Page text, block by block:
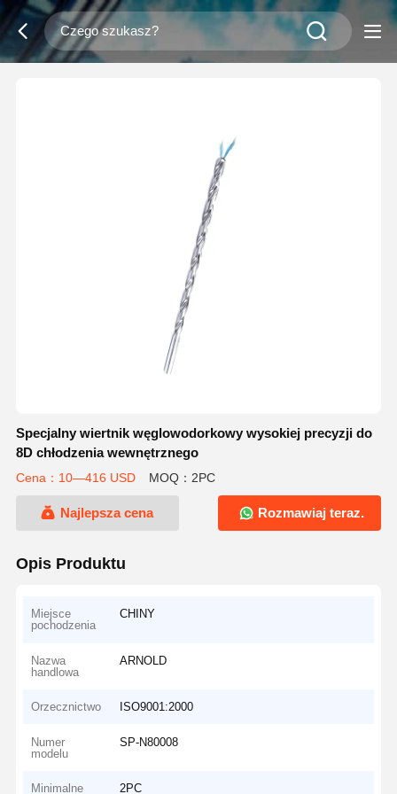
Specjalny wiertnik węglowodorkowy wysokiej precyzji do
8D chłodzenia wewnętrznego
Cena：10—416 USD MOQ：2PC
Najlepsza cena Rozmawiaj teraz.
Opis Produktu
Miejsce
pochodzenia
CHINY
Nazwa
handlowa
ARNOLD
Orzecznictwo ISO9001:2000
Numer
modelu
SP-N80008
Minimalne
2PC